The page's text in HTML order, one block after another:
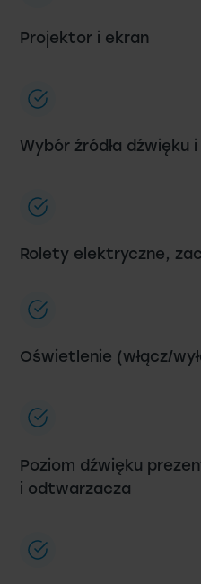
Projektor i ekran
Wybór źródła dźwięku
Rolety elektryczne,
Oświetlenie (włącz/
Poziom dźwięku
i odtwarzacza